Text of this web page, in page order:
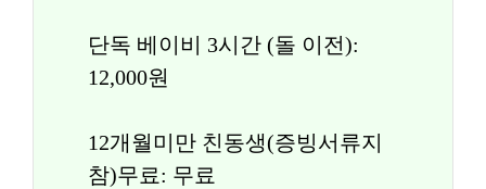
단독 베이비 3시간 (돌 이전):
12,000원
12개월미만 친동생(증빙서류지
참)무료: 무료